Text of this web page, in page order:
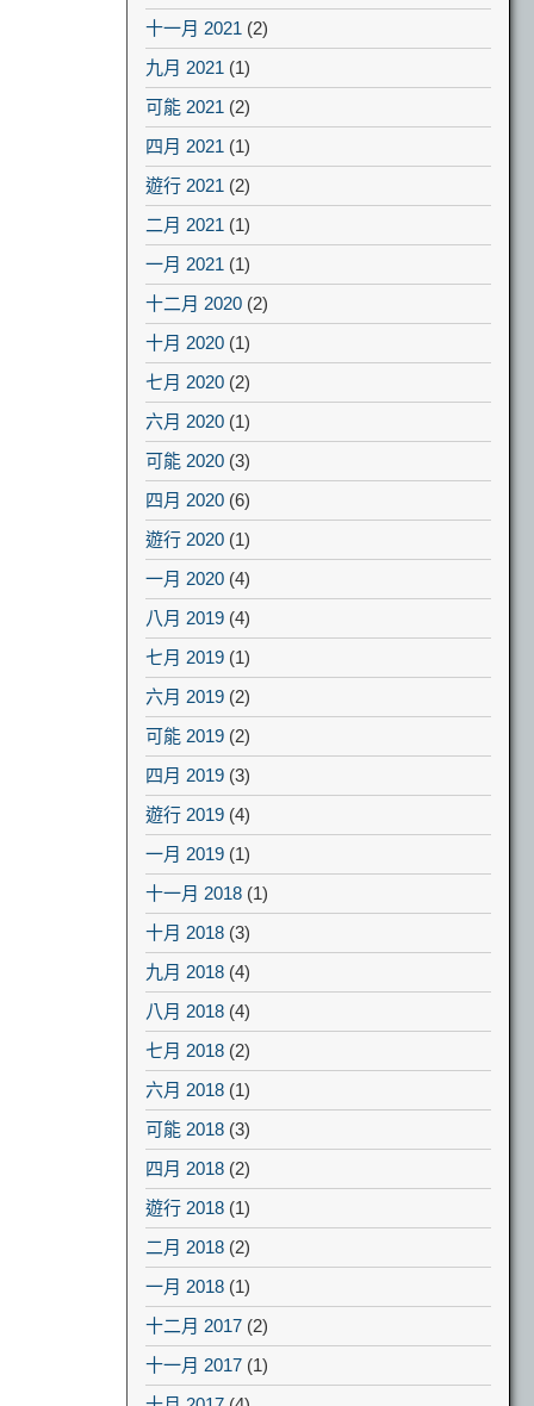
十一月 2021 (2)
九月 2021 (1)
可能 2021 (2)
四月 2021 (1)
遊行 2021 (2)
二月 2021 (1)
一月 2021 (1)
十二月 2020 (2)
十月 2020 (1)
七月 2020 (2)
六月 2020 (1)
可能 2020 (3)
四月 2020 (6)
遊行 2020 (1)
一月 2020 (4)
八月 2019 (4)
七月 2019 (1)
六月 2019 (2)
可能 2019 (2)
四月 2019 (3)
遊行 2019 (4)
一月 2019 (1)
十一月 2018 (1)
十月 2018 (3)
九月 2018 (4)
八月 2018 (4)
七月 2018 (2)
六月 2018 (1)
可能 2018 (3)
四月 2018 (2)
遊行 2018 (1)
二月 2018 (2)
一月 2018 (1)
十二月 2017 (2)
十一月 2017 (1)